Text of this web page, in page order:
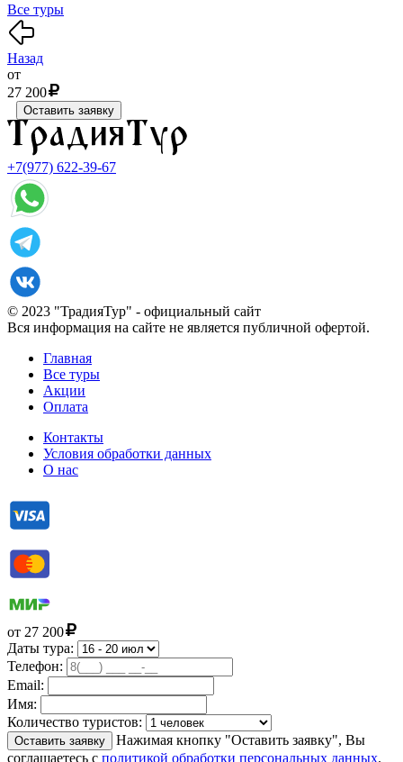
Все туры
Назад
от
27 200
Оставить заявку
+7(977) 622-39-67
© 2023 "ТрадияТур" - официальный сайт
Вся информация на сайте не является публичной офертой.
Главная
Все туры
Акции
Оплата
Контакты
Условия обработки данных
О нас
от 27 200
Даты тура:
Телефон:
Email:
Имя:
Количество туристов:
Оставить заявку
Нажимая кнопку "Оставить заявку", Вы
соглашаетесь с политикой обработки персональных данных.